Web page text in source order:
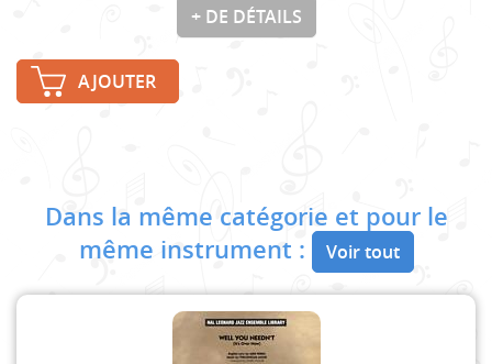
+ DE DÉTAILS
AJOUTER
Dans la même catégorie et pour le
même instrument :
Voir tout